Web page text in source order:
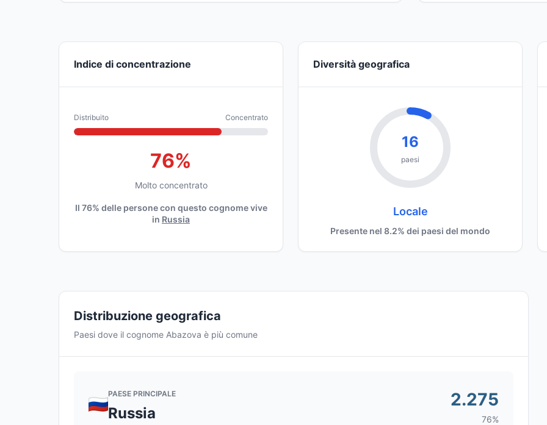
Indice di concentrazione
Distribuito Concentrato
76%
Molto concentrato
Il 76% delle persone con questo cognome vive
in Russia
Diversità geografica
16
paesi
Locale
Presente nel 8.2% dei paesi del mondo
Distribuzione geografica
Paesi dove il cognome Abazova è più comune
PAESE PRINCIPALE
Russia
2.275
76%